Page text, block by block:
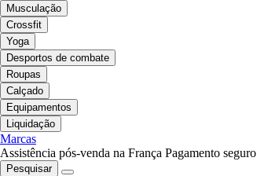
Musculação
Crossfit
Yoga
Desportos de combate
Roupas
Calçado
Equipamentos
Liquidação
Marcas
Assistência pós-venda na França Pagamento seguro
Pesquisar